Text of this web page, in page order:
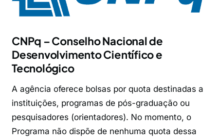
CNPq – Conselho Nacional de
Desenvolvimento Científico e
Tecnológico
A agência oferece bolsas por quota destinadas a
instituições, programas de pós-graduação ou
pesquisadores (orientadores). No momento, o
Programa não dispõe de nenhuma quota dessa